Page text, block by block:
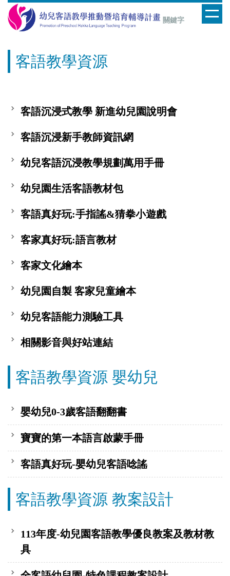
跳
到
內
客語教學資源
客語沉浸式教學 新進幼兒園說明會
客語沉浸新手教師資訊網
幼兒客語沉浸教學規劃萬用手冊
幼兒園生活客語教材包
客語真好玩:手指謠&猜拳小遊戲
客家真好玩:語言教材
客家文化繪本
幼兒園自製 客家兒童繪本
幼兒客語能力測驗工具
相關影音與好站連結
客語教學資源 嬰幼兒
嬰幼兒0-3歲客語翻翻書
寶寶的第一本語言啟蒙手冊
客語真好玩-嬰幼兒客語唸謠
客語教學資源 教案設計
113年度-幼兒園客語教學優良教案及教材教
具